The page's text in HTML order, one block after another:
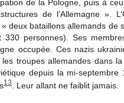
de la Pologne, puis à
de l’Allemagne ».
« deux bataillons allemands de
personnes). Ses
occupée. Ces nazis
troupes allemandes dans
depuis la mi-
13 . Leur allant ne faiblit jamais.